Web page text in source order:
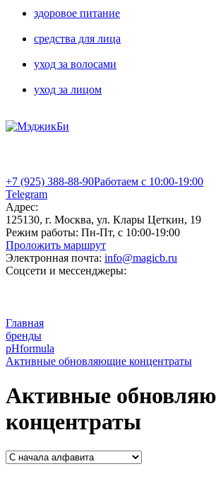
здоровое питание
средства для лица
уход за волосами
уход за лицом
+7 (925) 388-88-90Работаем с 10:00-19:00
Telegram
Адрес:
125130, г. Москва, ул. Клары Цеткин, 19
Режим работы: Пн-Пт, с 10:00-19:00
Проложить маршрут
Электронная почта: info@magicb.ru
Соцсети и мессенджеры:
Главная
бренды
pHformula
Активные обновляющие концентраты
Активные
концентраты